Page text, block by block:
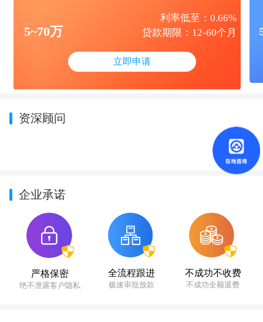
5~70万
利率低至：0.66%
贷款期限：12-60个月
立即申请
资深顾问
企业承诺
严格保密
绝不泄露客户隐私
全流程跟进
极速审批放款
不成功不收费
不成功全额退费